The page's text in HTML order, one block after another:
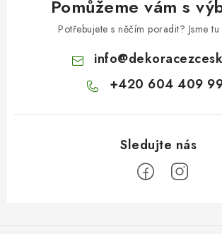
Pomůžeme vám s
Potřebujete s něčím poradit? Jsme
info@
+420 604 409